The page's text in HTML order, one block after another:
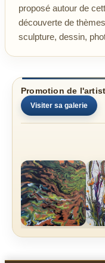
proposé autour de
découverte de
sculpture, dessin,
Promotion de
Visiter sa galerie